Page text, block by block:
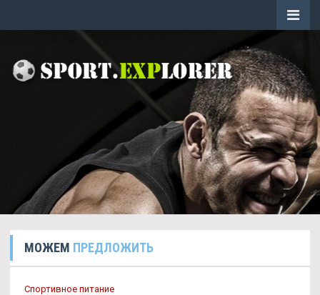
МОЖЕМ ПРЕДЛОЖИТЬ
Спортивное питание